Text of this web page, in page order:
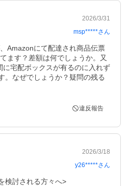
2026/3/31
msp*****さん
Amazonにて配達され商品伝票
ます？差額は何でしょうか。又
宅配ボックスが有るのに入れず
。なぜでしょうか？疑問の残る
違反報告
2026/3/18
y26*****さん
検討される方々へ>